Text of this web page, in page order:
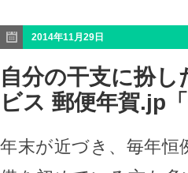
2014年11月29日
自分の干支に扮
ビス 郵便年賀.jp
年末が近づき、毎年恒